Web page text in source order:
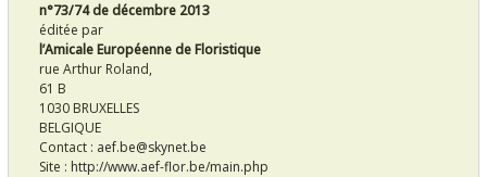
n°73/74 de décembre 2013
éditée par
l’Amicale Européenne de Floristique
rue Arthur Roland,
61 B
1030 BRUXELLES
BELGIQUE
Contact : aef.be@skynet.be
Site : http://www.aef-flor.be/main.php